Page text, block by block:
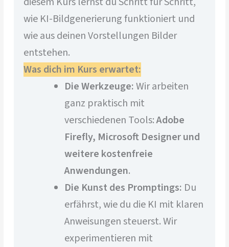
wie KI-Bildgenerierung funktioniert und
wie aus deinen Vorstellungen Bilder
entstehen.
Was dich im Kurs erwartet:
Die Werkzeuge:Wir arbeiten
ganz praktisch mit
verschiedenen Tools:Adobe
Firefly, Microsoft Designer und
weitere kostenfreie
Anwendungen.
Die Kunst des Promptings: Du
erfährst, wie du die KI mit klaren
Anweisungen steuerst. Wir
experimentieren mit